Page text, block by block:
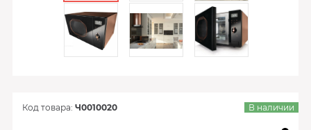
Код товара: Ч0010020 В наличии